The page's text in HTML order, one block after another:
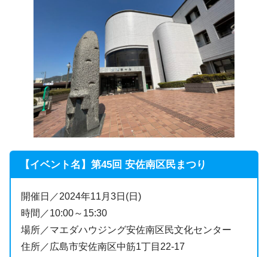
【イベント名】第45回 安佐南区民まつり
開催日／2024年11月3日(日)
時間／10:00～15:30
場所／マエダハウジング安佐南区民文化センター
住所／広島市安佐南区中筋1丁目22-17